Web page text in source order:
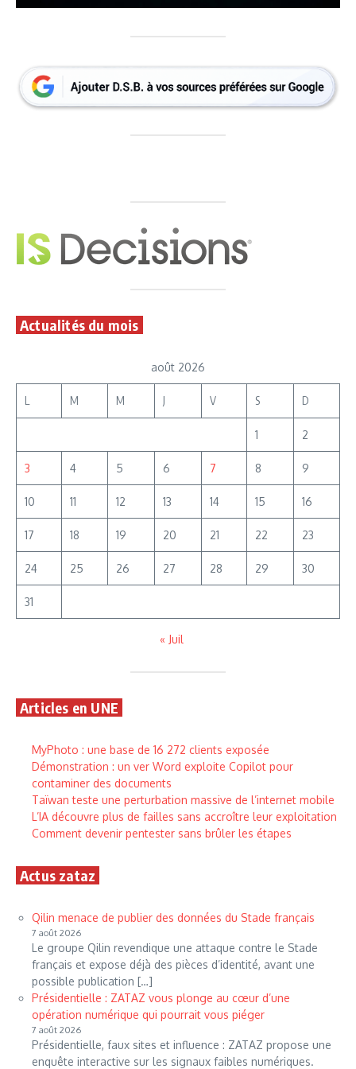
Actualités du mois
août 2026
L M M J V S D
1 2
3 4 5 6 7 8 9
10 11 12 13 14 15 16
17 18 19 20 21 22 23
24 25 26 27 28 29 30
31
« Juil
Articles en UNE
MyPhoto : une base de 16 272 clients exposée
Démonstration : un ver Word exploite Copilot pour
contaminer des documents
Taïwan teste une perturbation massive de l’internet mobile
L’IA découvre plus de failles sans accroître leur exploitation
Comment devenir pentester sans brûler les étapes
Actus zataz
Qilin menace de publier des données du Stade français
7 août 2026
Le groupe Qilin revendique une attaque contre le Stade
français et expose déjà des pièces d’identité, avant une
possible publication […]
Présidentielle : ZATAZ vous plonge au cœur d’une
opération numérique qui pourrait vous piéger
7 août 2026
Présidentielle, faux sites et influence : ZATAZ propose une
enquête interactive sur les signaux faibles numériques.